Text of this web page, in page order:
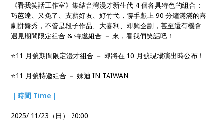
《看我笑話工作室》集結台灣漫才新生代 4 個各具特色的組合：
巧芭達、又兔了、支薪好友、好竹弋，聯手獻上 90 分鐘滿滿的喜
劇拼盤秀，不管是段子作品、大喜利、即興企劃，甚至還有機會
遇見期間限定組合 & 特邀組合 － 來，看我們笑話吧！
⭐11 月號期間限定漫才組合 － 即將在 10 月號現場演出時公布！
⭐11 月號特邀組合 － 妹迪 IN TAIWAN
｜時間 Time｜
2025/ 11/23（日） 20:00